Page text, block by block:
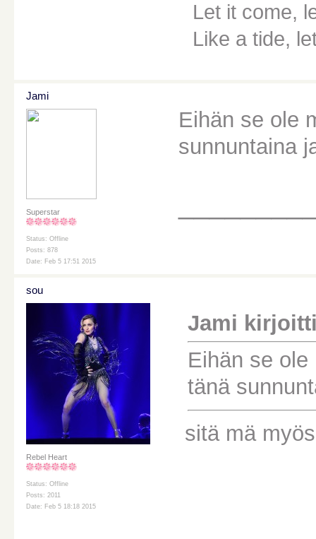
Let it come,
Like a tide,
Jami
Superstar
Status: Offline
Posts: 878
Date: Feb 5 17:51 2015
Eihän se ole
sunnuntaina
sou
Rebel Heart
Status: Offline
Posts: 2011
Date: Feb 5 18:18 2015
Jami
Eihän se
tänä
sitä mä